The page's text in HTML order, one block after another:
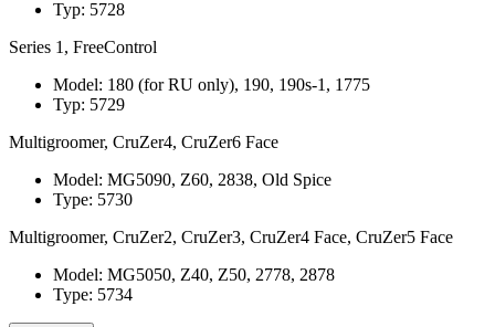
Typ: 5728
Series 1, FreeControl
Model: 180 (for RU only), 190, 190s-1, 1775
Typ: 5729
Multigroomer, CruZer4, CruZer6 Face
Model: MG5090, Z60, 2838, Old Spice
Type: 5730
Multigroomer, CruZer2, CruZer3, CruZer4 Face, CruZer5 Face
Model: MG5050, Z40, Z50, 2778, 2878
Type: 5734